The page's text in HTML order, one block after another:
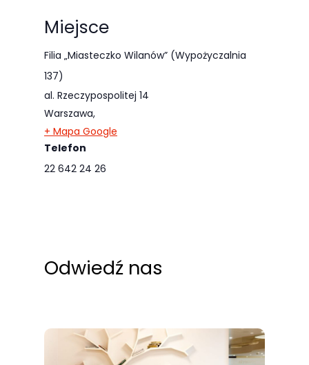
Miejsce
Filia „Miasteczko Wilanów” (Wypożyczalnia
137)
al. Rzeczypospolitej 14
Warszawa,
+ Mapa Google
Telefon
22 642 24 26
Odwiedź nas